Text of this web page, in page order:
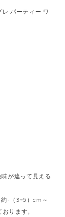
パーティー ワ
が違って見える
-（3~5）cm～
ります。